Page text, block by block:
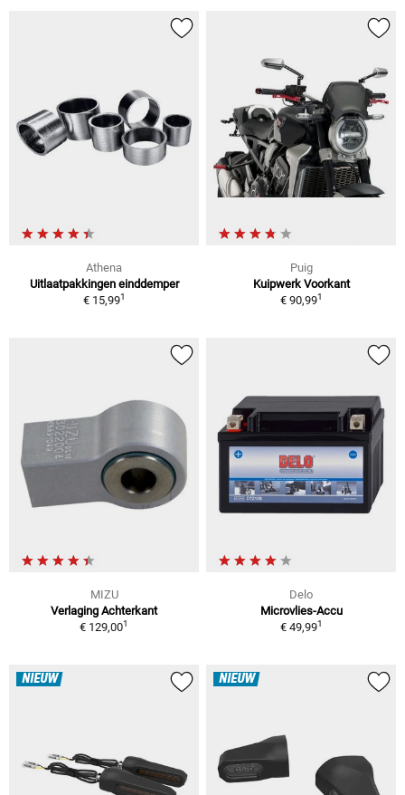
Athena
Uitlaatpakkingen einddemper
€ 15,991
Puig
Kuipwerk Voorkant
€ 90,991
MIZU
Verlaging Achterkant
€ 129,001
Delo
Microvlies-Accu
€ 49,991
NIEUW NIEUW